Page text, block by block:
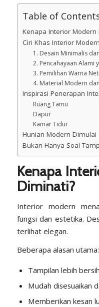
Table of
Kenapa Interior Modern
Ciri Khas Interior
1. Desain Minimalis
2. Pencahayaan Alami
3. Pemilihan Warna
4. Material Modern
Inspirasi Penerapan
Ruang Tamu
Dapur
Kamar Tidur
Hunian Modern
Bukan Hanya Soal
Kenapa
Diminati?
Interior modern
fungsi dan estetika.
terlihat elegan.
Beberapa alasan utama:
Tampilan lebih
Mudah disesuaikan
Memberikan kesan